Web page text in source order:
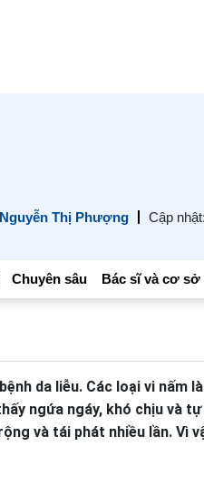
Thị Phượng Cập
Chuyên sâu Bác sĩ và cơ sở
da liễu. Các loại vi nấm
ngứa ngáy, khó chịu và
và tái phát nhiều lần. Vì